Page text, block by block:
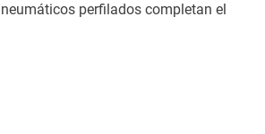
perfilados completan el